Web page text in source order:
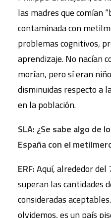
las madres que comían
contaminada con
problemas cognitivos,
aprendizaje. No nacían
morían, pero sí eran
disminuidas respecto a
en la población.
SLA: ¿Se sabe algo de
España con el
ERF:Aquí, alrededor del
superan las cantidades
consideradas
olvidemos, es un país